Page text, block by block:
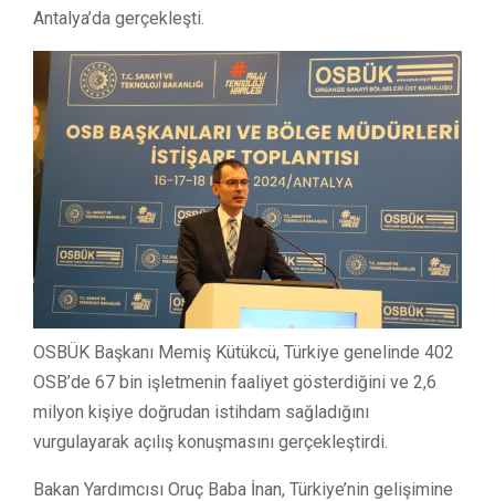
Antalya’da gerçekleşti.
OSBÜK Başkanı Memiş Kütükcü, Türkiye genelinde 402
OSB’de 67 bin işletmenin faaliyet gösterdiğini ve 2,6
milyon kişiye doğrudan istihdam sağladığını
vurgulayarak açılış konuşmasını gerçekleştirdi.
Bakan Yardımcısı Oruç Baba İnan, Türkiye’nin gelişimine